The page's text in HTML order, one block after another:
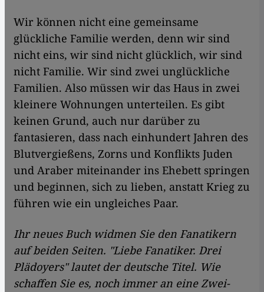
Wir können nicht eine gemeinsame
glückliche Familie werden, denn wir sind
nicht eins, wir sind nicht glücklich, wir sind
nicht Familie. Wir sind zwei unglückliche
Familien. Also müssen wir das Haus in zwei
kleinere Wohnungen unterteilen. Es gibt
keinen Grund, auch nur darüber zu
fantasieren, dass nach einhundert Jahren des
Blutvergießens, Zorns und Konflikts Juden
und Araber miteinander ins Ehebett springen
und beginnen, sich zu lieben, anstatt Krieg zu
führen wie ein ungleiches Paar.
Ihr neues Buch widmen Sie den Fanatikern
auf beiden Seiten. "Liebe Fanatiker. Drei
Plädoyers" lautet der deutsche Titel. Wie
schaffen Sie es, noch immer an eine Zwei-